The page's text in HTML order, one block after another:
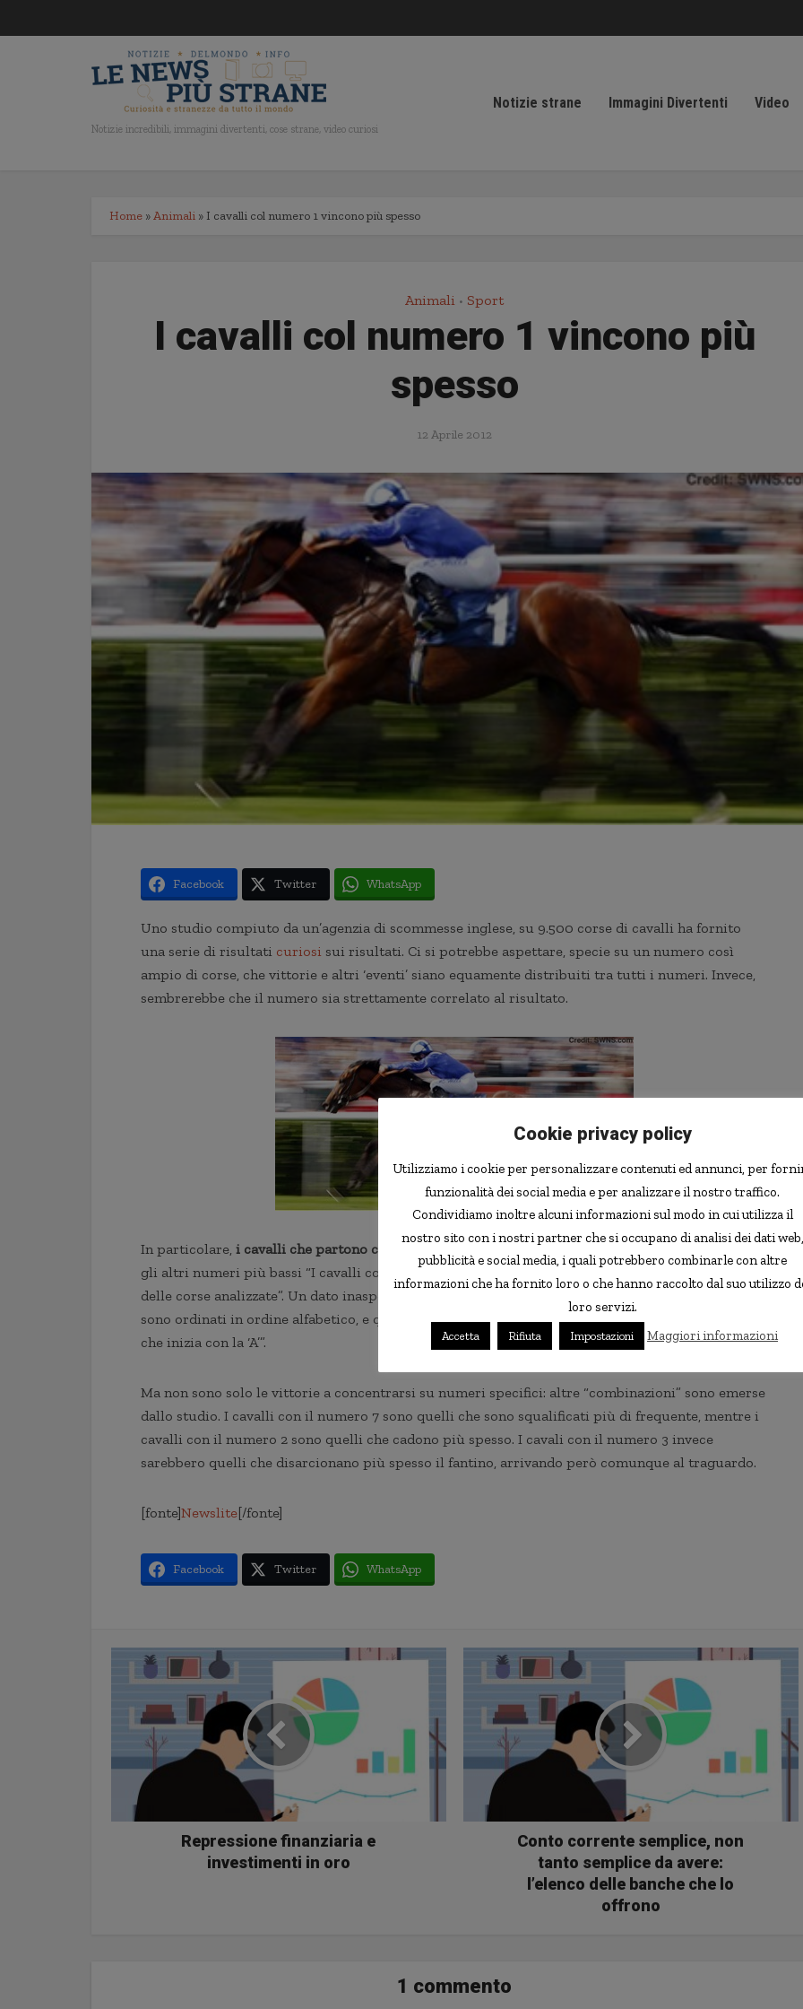
Notizie incredibili, immagini divertenti, cose strane, video curiosi
Notizie strane Immagini Divertenti Video
Home »Animali » I cavalli col numero 1 vincono più spesso
Animali • Sport
I cavalli col numero 1 vincono più
spesso
12 Aprile 2012
Facebook Twitter WhatsApp
Uno studio compiuto da un’agenzia di scommesse inglese, su 9.500 corse di cavalli ha fornito
una serie di risultati curiosi sui risultati. Ci si potrebbe aspettare, specie su un numero così
ampio di corse, che vittorie e altri ‘eventi’ siano equamente distribuiti tra tutti i numeri. Invece,
sembrerebbe che il numero sia strettamente correlato al risultato.
In particolare, i cavalli che partono con il numero 1 sono quelli a vincere più spesso
gli altri numeri più bassi “I cavalli con i numeri 1, 2 e 3 hanno totalizzato il 40% delle vittorie
delle corse analizzate”. Un dato inaspettato, dato che “nella maggior parte delle corse i cavalli
sono ordinati in ordine alfabetico, e quindi quelli con il numero 1 sono quelli che hanno un nome
che inizia con la ‘A’”.
Ma non sono solo le vittorie a concentrarsi su numeri specifici: altre “combinazioni” sono emerse
dallo studio. I cavalli con il numero 7 sono quelli che sono squalificati più di frequente, mentre i
cavalli con il numero 2 sono quelli che cadono più spesso. I cavali con il numero 3 invece
sarebbero quelli che disarcionano più spesso il fantino, arrivando però comunque al traguardo.
[fonte]Newslite[/fonte]
Facebook Twitter WhatsApp
Repressione finanziaria e
investimenti in oro
Conto corrente semplice, non
tanto semplice da avere:
l’elenco delle banche che lo
offrono
1 commento
Cookie privacy policy
Utilizziamo i cookie per personalizzare contenuti ed annunci, per
funzionalità dei social media e per analizzare il nostro traffico.
Condividiamo inoltre alcuni informazioni sul modo in cui utilizza il
nostro sito con i nostri partner che si occupano di analisi dei dati web,
pubblicità e social media, i quali potrebbero combinarle con altre
informazioni che ha fornito loro o che hanno raccolto dal suo utilizzo
loro servizi.
Accetta Rifiuta Impostazioni Maggiori informazioni